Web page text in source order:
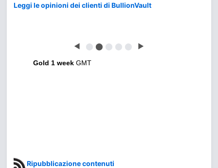
Leggi le opinioni dei clienti di BullionVault
◀ ⬤ ⬤ ⬤ ⬤ ⬤ ▶
Gold 1 week GMT
Ripubblicazione contenuti